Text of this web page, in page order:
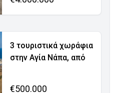
3 τουριστικά χωράφια
στην Αγία Νάπα, από
€500.000